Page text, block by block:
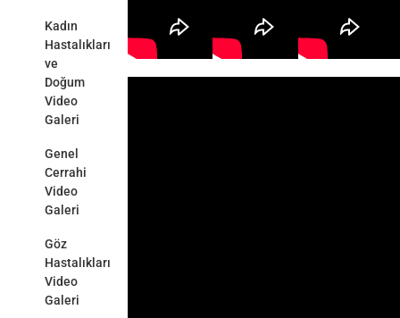
Kadın
Hastalıkları
ve
Doğum
Video
Galeri
Genel
Cerrahi
Video
Galeri
Göz
Hastalıkları
Video
Galeri